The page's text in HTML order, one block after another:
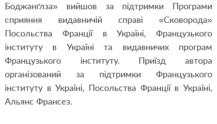
Боджанґлза» вийшов за підтримки Програми
сприяння видавничій справі «Сковорода»
Посольства Франції в Україні, Французького
інституту в Україні та видавничих програм
Французького інституту. Приїзд автора
організований за підтримки Французького
інституту в Україні, Посольства Франції в Україні,
Альянс Франсез.